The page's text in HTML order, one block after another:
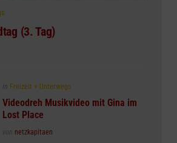
(3. Tag)
Posted
in
in Freizeit + Unterwegs
Videodreh Musikvideo mit Gina im
Lost Place
Posted
von netzkapitaen